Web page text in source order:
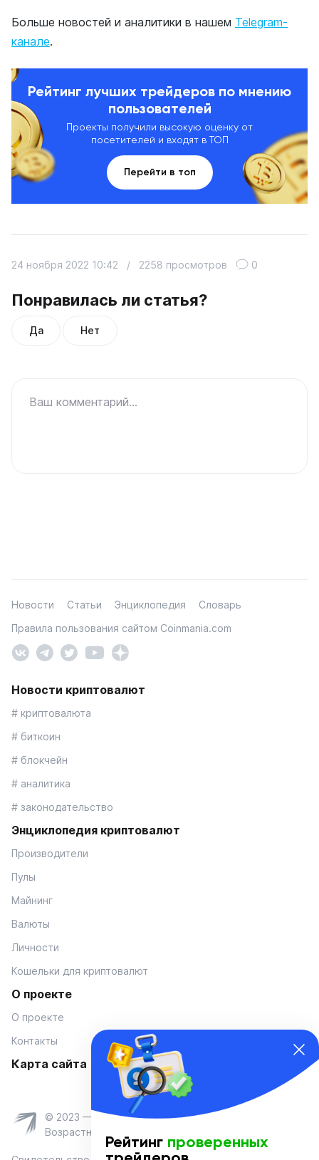
Больше новостей и аналитики в нашем Telegram-
канале.
Рейтинг лучших трейдеров по мнению
пользователей
Проекты получили высокую оценку от
посетителей и входят в ТОП
Перейти в топ
Понравилась ли статья?
Да Нет
24 ноября 2022 10:42 / 2258 просмотров 0
Ваш комментарий...
Новости Статьи Энциклопедия
Словарь
Правила пользования сайтом Coinmania.com
Новости криптовалют
# криптовалюта
# биткоин
# блокчейн
# аналитика
# законодательство
Энциклопедия криптовалют
Производители
Пулы
Майнинг
Валюты
Личности
Кошельки для криптовалют
О проекте
О проекте
Контакты
Карта сайта
© 2023 — Coinmania
Возрастное ограничение 16+
Рейтинг проверенных